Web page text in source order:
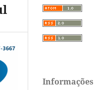
Informações